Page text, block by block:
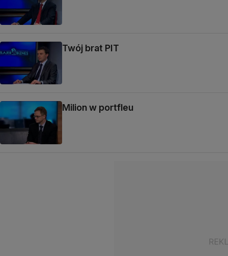
Twój brat PIT
Milion w portfleu